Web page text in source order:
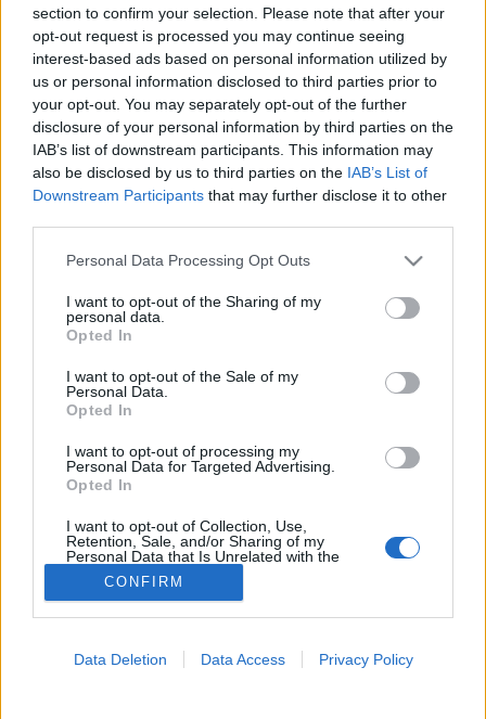
section to confirm your selection. Please note that after your
opt-out request is processed you may continue seeing
interest-based ads based on personal information utilized by
us or personal information disclosed to third parties prior to
your opt-out. You may separately opt-out of the further
disclosure of your personal information by third parties on the
IAB’s list of downstream participants. This information may
also be disclosed by us to third parties on the IAB’s List of
Downstream Participants that may further disclose it to other
Please note that this website/app uses one or more Google
not limited to your visit or usage behaviour. You may click to
grant or deny consent to Google and its third-party tags to
use your data for below specified purposes in below Google
consent section.
Personal Data Processing Opt Outs
I want to opt-out of the Sharing of my
personal data.
Opted In
I want to opt-out of the Sale of my
Personal Data.
Opted In
I want to opt-out of processing my
Personal Data for Targeted Advertising.
Opted In
I want to opt-out of Collection, Use,
Retention, Sale, and/or Sharing of my
Personal Data that Is Unrelated with the
Purposes for which it was collected.
Opted Out
CONFIRM
Data Deletion Data Access Privacy Policy
#allergia #influenza#cukorbetegség
#orvosmeteorológia#vérnyomás#stroke#rákbetegség
#reflux #ekcéma
#herpesz
Regisztráció
Afta